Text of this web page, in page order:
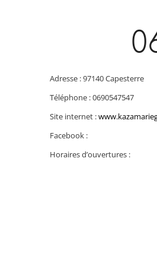
Adresse : 97140 Capesterre
Téléphone : 0690547547
Site internet :
Facebook :
Horaires d’ouvertures :